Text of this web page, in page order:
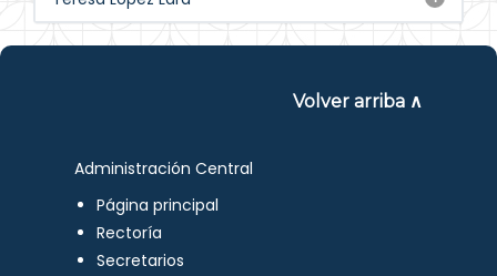
Volver arriba ∧
Administración Central
Página principal
Rectoría
Secretarios